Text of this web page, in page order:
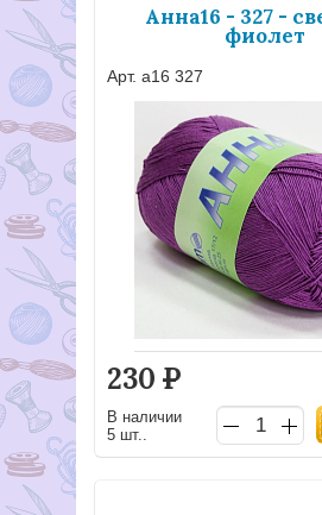
Анна16 - 327 -
фиолет
Арт. а16 327
230 Р
В наличии
5 шт..